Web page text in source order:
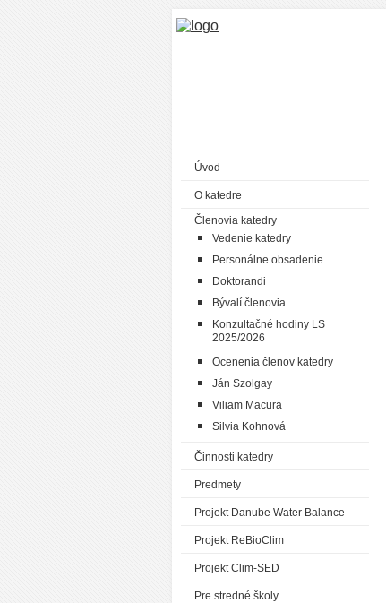
Úvod
O katedre
Členovia katedry
Vedenie katedry
Personálne obsadenie
Doktorandi
Bývalí členovia
Konzultačné hodiny LS
2025/2026
Ocenenia členov katedry
Ján Szolgay
Viliam Macura
Silvia Kohnová
Činnosti katedry
Predmety
Projekt Danube Water Balance
Projekt ReBioClim
Projekt Clim-SED
Pre stredné školy